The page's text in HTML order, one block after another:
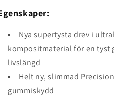
Nya supertysta drev i
kompositmaterial för en tyst
livslängd
Helt ny, slimmad
gummiskydd